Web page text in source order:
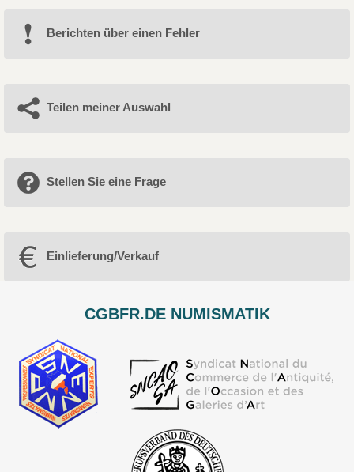
Berichten über einen Fehler
Teilen meiner Auswahl
Stellen Sie eine Frage
Einlieferung/Verkauf
CGBFR.DE NUMISMATIK